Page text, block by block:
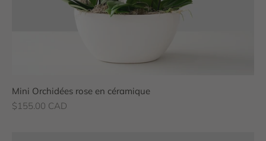
Mini Orchidées rose en céramique
Prix de vente
$155.00 CAD